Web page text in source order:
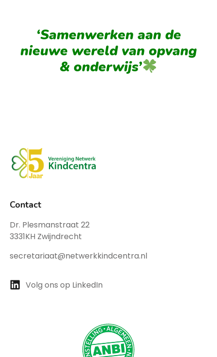
‘Samenwerken aan de
nieuwe wereld van opvang
& onderwijs’
Contact
Dr. Plesmanstraat 22
3331KH Zwijndrecht
secretariaat@netwerkkindcentra.nl
Volg ons op LinkedIn